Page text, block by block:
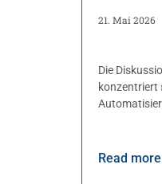
21. Mai 2026
Die
konzentriert
Read